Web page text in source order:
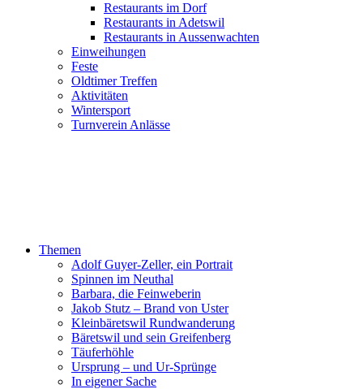
Restaurants im Dorf
Restaurants in Adetswil
Restaurants in Aussenwachten
Einweihungen
Feste
Oldtimer Treffen
Aktivitäten
Wintersport
Turnverein Anlässe
Themen
Adolf Guyer-Zeller, ein Portrait
Spinnen im Neuthal
Barbara, die Feinweberin
Jakob Stutz – Brand von Uster
Kleinbäretswil Rundwanderung
Bäretswil und sein Greifenberg
Täuferhöhle
Ursprung – und Ur-Sprünge
In eigener Sache